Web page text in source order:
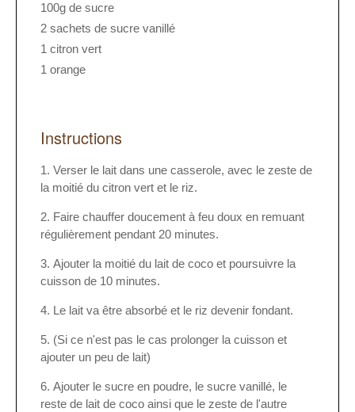
100g de sucre
2 sachets de sucre vanillé
1 citron vert
1 orange
Instructions
Verser le lait dans une casserole, avec le zeste de
la moitié du citron vert et le riz.
Faire chauffer doucement à feu doux en remuant
régulièrement pendant 20 minutes.
Ajouter la moitié du lait de coco et poursuivre la
cuisson de 10 minutes.
Le lait va être absorbé et le riz devenir fondant.
(Si ce n'est pas le cas prolonger la cuisson et
ajouter un peu de lait)
Ajouter le sucre en poudre, le sucre vanillé, le
reste de lait de coco ainsi que le zeste de l'autre